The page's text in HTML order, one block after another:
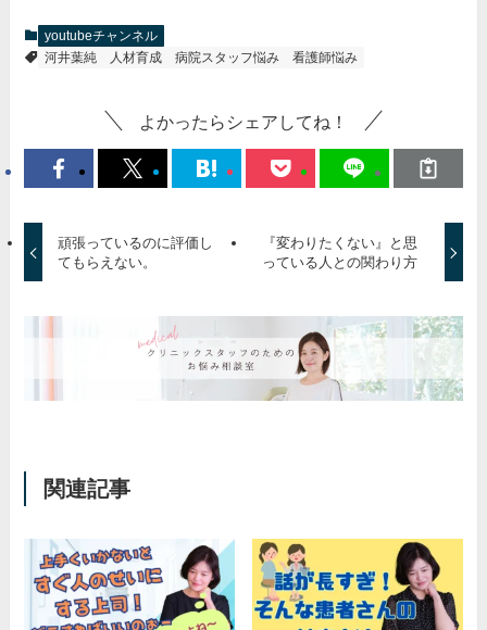
youtubeチャンネル
河井葉純
人材育成 病院スタッフ悩み 看護師悩み
よかったらシェアしてね！
頑張っているのに評価し
てもらえない。
『変わりたくない』と思
っている人との関わり方
関連記事